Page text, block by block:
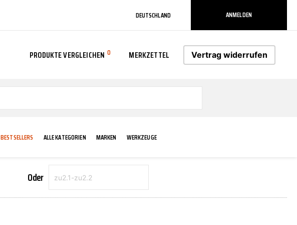
DEUTSCHLAND ANMELDEN
PRODUKTE VERGLEICHEN 0 MERKZETTEL Vertrag widerrufen
BESTSELLERS ALLE KATEGORIEN MARKEN WERKZEUGE
VERBREITERUNG
ELEKTRIK
TECHNIK & WARTUNG
AS-PL
Oder